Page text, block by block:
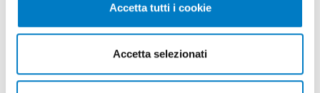
Accetta tutti i cookie
Accetta selezionati